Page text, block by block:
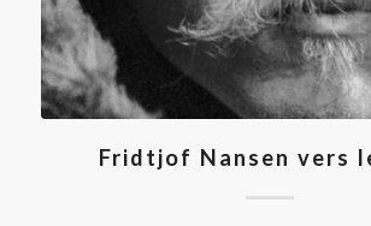
Fridtjof Nansen vers